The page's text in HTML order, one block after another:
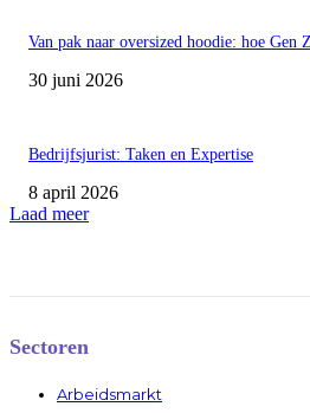
Van pak naar oversized hoodie: hoe Gen
30 juni 2026
Bedrijfsjurist: Taken en Expertise
8 april 2026
Laad meer
Sectoren
Arbeidsmarkt